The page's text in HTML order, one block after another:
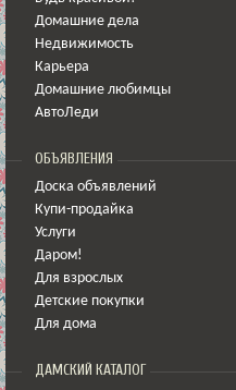
Домашние дела
Недвижимость
Карьера
Домашние любимцы
АвтоЛеди
ОБЪЯВЛЕНИЯ
Доска объявлений
Купи-продайка
Услуги
Даром!
Для взрослых
Детские покупки
Для дома
ДАМСКИЙ КАТАЛОГ